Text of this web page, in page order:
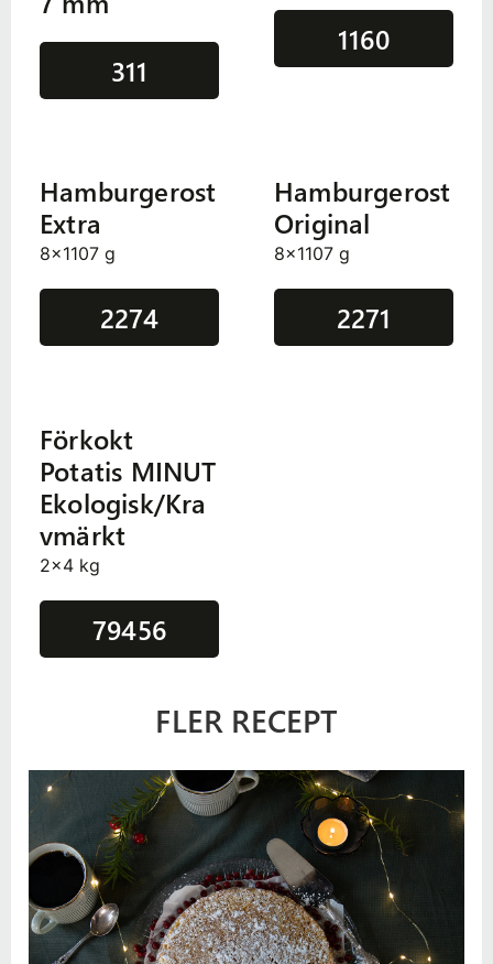
311
1160
Hamburgerost
Extra
8x1107 g
2274
Hamburgerost
Original
8x1107 g
2271
Förkokt
Potatis MINUT
Ekologisk/Kra
vmärkt
2x4 kg
79456
FLER RECEPT